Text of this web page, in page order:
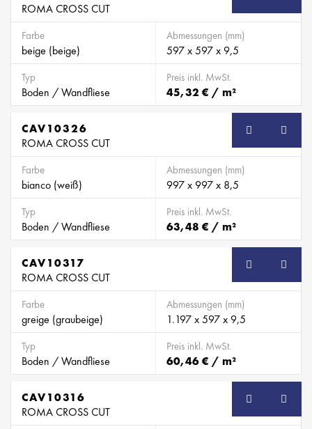
ROMA CROSS CUT
Farbe
beige (beige)
Abmessungen (mm)
597 x 597 x 9,5
Typ
Boden / Wandfliese
Preis inkl. MwSt.
45,32 € / m²
CAV10326
ROMA CROSS CUT
Farbe
bianco (weiß)
Abmessungen (mm)
997 x 997 x 8,5
Typ
Boden / Wandfliese
Preis inkl. MwSt.
63,48 € / m²
CAV10317
ROMA CROSS CUT
Farbe
greige (graubeige)
Abmessungen (mm)
1.197 x 597 x 9,5
Typ
Boden / Wandfliese
Preis inkl. MwSt.
60,46 € / m²
CAV10316
ROMA CROSS CUT